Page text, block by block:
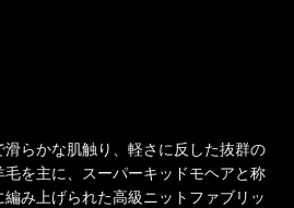
らかな肌触り、軽さに反した抜群の
を主に、スーパーキッドモヘアと称
み上げられた高級ニットファブリッ